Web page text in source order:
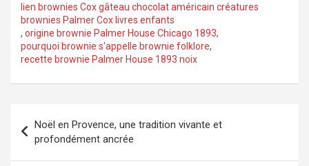
lien brownies Cox gâteau chocolat américain créatures
brownies Palmer Cox livres enfants
, origine brownie Palmer House Chicago 1893,
pourquoi brownie s'appelle brownie folklore,
recette brownie Palmer House 1893 noix
de
l’article
Noël en Provence, une tradition vivante et
profondément ancrée